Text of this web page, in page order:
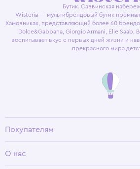
Бутик. Саввинская
Wisteria — мультибрендовый бутик
Хамовниках, представляющий более 60
Dolce&Gabbana, Giorgio Armani, Elie Saab,
воспитывает вкус с первых дней жизни и
прекрасного мира
Покупателям
Условия возврата
О нас